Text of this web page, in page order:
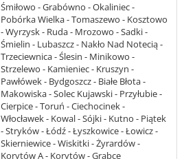
Śmiłowo - Grabówno - Okaliniec -
Pobórka Wielka - Tomaszewo - Kosztowo
- Wyrzysk - Ruda - Mrozowo - Sadki -
Śmielin - Lubaszcz - Nakło Nad Notecią -
Trzeciewnica - Ślesin - Minikowo -
Strzelewo - Kamieniec - Kruszyn -
Pawłówek - Bydgoszcz - Białe Błota -
Makowiska - Solec Kujawski - Przyłubie -
Cierpice - Toruń - Ciechocinek -
Włocławek - Kowal - Sójki - Kutno - Piątek
- Stryków - Łódź - Łyszkowice - Łowicz -
Skierniewice - Wiskitki - Żyrardów -
Korytów A - Korytów - Grabce